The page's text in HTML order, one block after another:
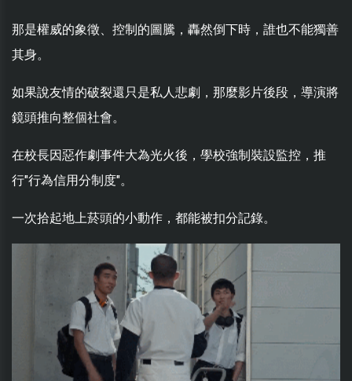
那是權威的象徵、控制的圖騰，轟然倒下時，誰也不能獨善
其身。
如果說友情的破裂還只是私人悲劇，那麼影片後段，導演將
鏡頭推向整個社會。
在校長因惡作劇事件大為光火後，學校強制裝設監控，推
行"行為信用分制度"。
一次拾起地上菸頭的小動作，都能被扣分記錄。